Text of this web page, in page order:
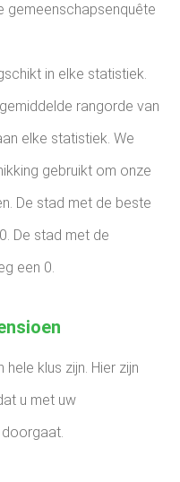
gemeenschapsenquête
in elke statistiek.
rangorde van
elke statistiek. We
gebruikt om onze
De stad met de beste
De stad met de
een 0.
klus zijn. Hier zijn
u met uw